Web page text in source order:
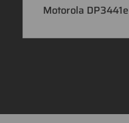
Motorola DP3441e